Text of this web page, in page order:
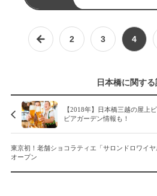
2 3 4
日本橋に関す
【2018年】日本橋三越の屋上
ビアガーデン情報も！
東京初！老舗ショコラティエ「サロンドロワイ
オープン